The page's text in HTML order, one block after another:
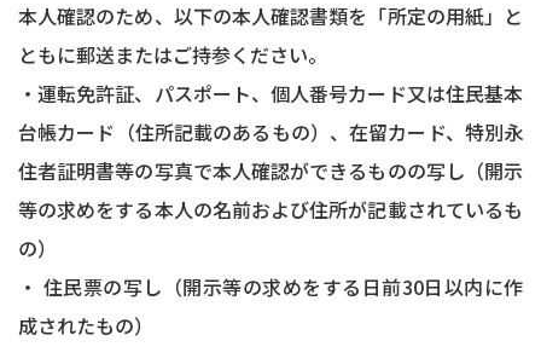
本人確認のため、以下の本人確認書類を「所定の用紙」と
ともに郵送またはご持参ください。
・運転免許証、パスポート、個人番号カード又は住民基本
台帳カード（住所記載のあるもの）、在留カード、特別永
住者証明書等の写真で本人確認ができるものの写し（開示
等の求めをする本人の名前および住所が記載されているも
の）
・ 住民票の写し（開示等の求めをする日前30日以内に作
成されたもの）